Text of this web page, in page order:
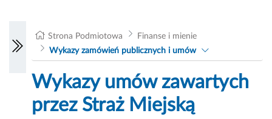
Strona Podmiotowa
Finanse i mienie
Wykazy zamówień publicznych i umów
Wykazy umów zawartych
przez Straż Miejską